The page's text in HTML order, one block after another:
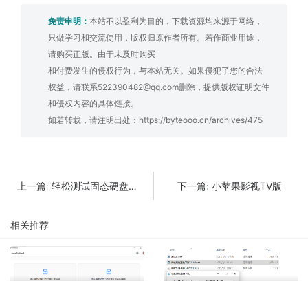
免责申明： 本站不以盈利为目的，下载资源均来源于网络，
只做学习和交流使用，版权归原作者所有。若作商业用途，
请购买正版。由于未及时购买
和付费发生的侵权行为，与本站无关。如果侵犯了您的合法
权益，请联系522390482@qq.com删除，提供版权证明文件
和侵权内容的具体链接。
如若转载，请注明出处： https://byteooo.cn/archives/475
上一篇: 轻松测试固态硬盘性能的利器 下一篇: 小苹果影视TV版
相关推荐